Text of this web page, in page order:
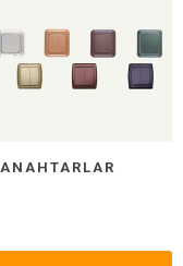
ANAHTARLAR